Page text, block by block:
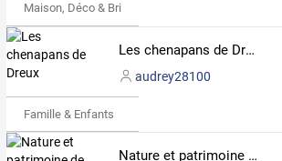
Maison, Déco & Bricolage
Les chenapans de Dreux
audrey28100
Famille & Enfants
Nature et patrimoine de Bretagne